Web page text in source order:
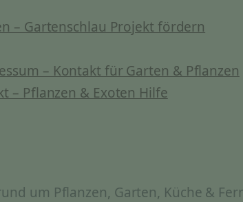
– Gartenschlau Projekt fördern
– Kontakt für Garten & Pflanzen
– Pflanzen & Exoten Hilfe
um Pflanzen, Garten, Küche &